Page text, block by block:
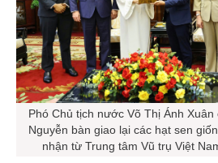
Phó Chủ tịch nước Võ Thị Ánh
Nguyễn bàn giao lại các hạt sen
nhận từ Trung tâm Vũ trụ Việt